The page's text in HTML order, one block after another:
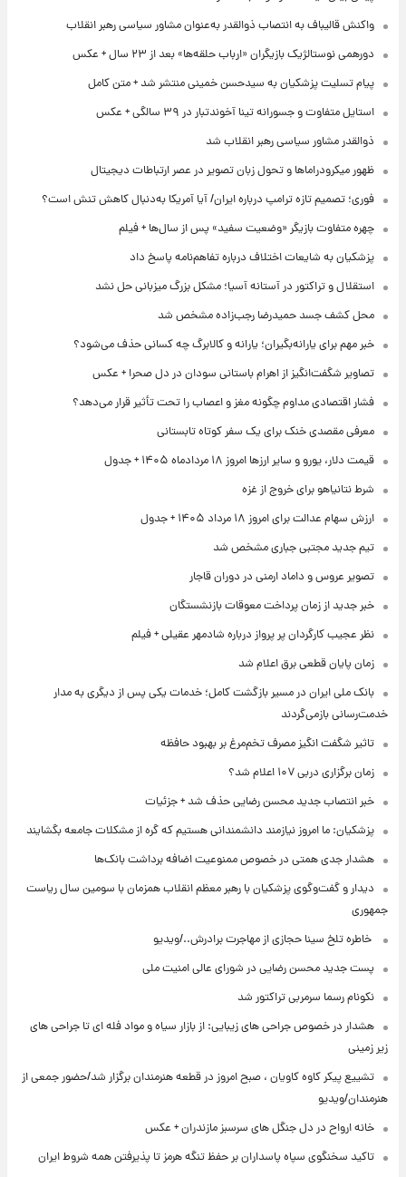
واکنش قالیباف به انتصاب ذوالقدر به‌عنوان مشاور سیاسی رهبر انقلاب
دورهمی نوستالژیک بازیگران «ارباب حلقه‌ها» بعد از ۲۳ سال + عکس
پیام تسلیت پزشکیان به سیدحسن خمینی منتشر شد + متن کامل
استایل متفاوت و جسورانه تینا آخوندتبار در ۳۹ سالگی + عکس
ذوالقدر مشاور سیاسی رهبر انقلاب شد
ظهور میکرودراماها و تحول زبان تصویر در عصر ارتباطات دیجیتال
فوری؛ تصمیم تازه ترامپ درباره ایران/ آیا آمریکا به‌دنبال کاهش تنش است؟
چهره متفاوت بازیگر «وضعیت سفید» پس از سال‌ها + فیلم
پزشکیان به شایعات اختلاف درباره تفاهم‌نامه پاسخ داد
استقلال و تراکتور در آستانه آسیا؛ مشکل بزرگ میزبانی حل نشد
محل کشف جسد حمیدرضا رجب‌زاده مشخص شد
خبر مهم برای یارانه‌بگیران؛ یارانه و کالابرگ چه کسانی حذف می‌شود؟
تصاویر شگفت‌انگیز از اهرام باستانی سودان در دل صحرا + عکس
فشار اقتصادی مداوم چگونه مغز و اعصاب را تحت تأثیر قرار می‌دهد؟
معرفی مقصدی خنک برای یک سفر کوتاه تابستانی
قیمت دلار، یورو و سایر ارزها امروز ۱۸ مردادماه ۱۴۰۵ + جدول
شرط نتانیاهو برای خروج از غزه
ارزش سهام عدالت برای امروز ۱۸ مرداد ۱۴۰۵ + جدول
تیم جدید مجتبی جباری مشخص شد
تصویر عروس و داماد ارمنی در دوران قاجار
خبر جدید از زمان پرداخت معوقات بازنشستگان
نظر عجیب کارگردان پر پرواز درباره شادمهر عقیلی + فیلم
زمان پایان قطعی برق اعلام شد
بانک ملی ایران در مسیر بازگشت کامل؛ خدمات یکی پس از دیگری به مدار
خدمت‌رسانی بازمی‌گردند
تاثیر شگفت انگیز مصرف تخم‌مرغ بر بهبود حافظه
زمان برگزاری دربی ۱۰۷ اعلام شد؟
خبر انتصاب جدید محسن رضایی حذف شد + جزئیات
پزشکیان: ما امروز نیازمند دانشمندانی هستیم که گره از مشکلات جامعه بگشایند
هشدار جدی همتی در خصوص ممنوعیت اضافه ‌برداشت بانک‌ها
دیدار و گفت‌وگوی پزشکیان با رهبر معظم انقلاب همزمان با سومین سال ریاست
جمهوری
⁨ خاطره تلخ سینا حجازی از مهاجرت برادرش../ویدیو
پست جدید محسن رضایی در شورای عالی امنیت ملی
نکونام رسما سرمربی تراکتور شد
هشدار در خصوص جراحی های زیبایی: از بازار سیاه و مواد فله ای تا جراحی های
زیر زمینی
تشییع پیکر کاوه کاویان ، صبح امروز در قطعه هنرمندان برگزار شد/حضور جمعی از
هنرمندان/ویدیو
خانه ارواح در دل جنگل های سرسبز مازندران + عکس
تاکید سخنگوی سپاه پاسداران بر حفظ تنگه هرمز تا پذیرفتن همه شروط ایران